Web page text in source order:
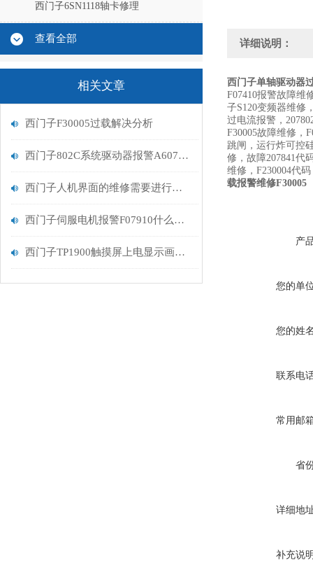
西门子6SN1118轴卡修理
查看全部
相关文章
西门子F30005过载解决分析
西门子802C系统驱动器报警A607控制器坏维修解决
西门子人机界面的维修需要进行精细的系统排查
西门子伺服电机报警F07910什么原因
西门子TP1900触摸屏上电显示画面不动进不了系统
详细说明：
西门子单轴驱动器
F07410报警故障维
子S120变频器维修
过电流报警，
F30005故障维修，
跳闸，运行炸可控
修，故障207841代
维修，F230004代
载报警维修F30005
产
您的单
您的姓
联系电
常用邮
省
详细地
补充说